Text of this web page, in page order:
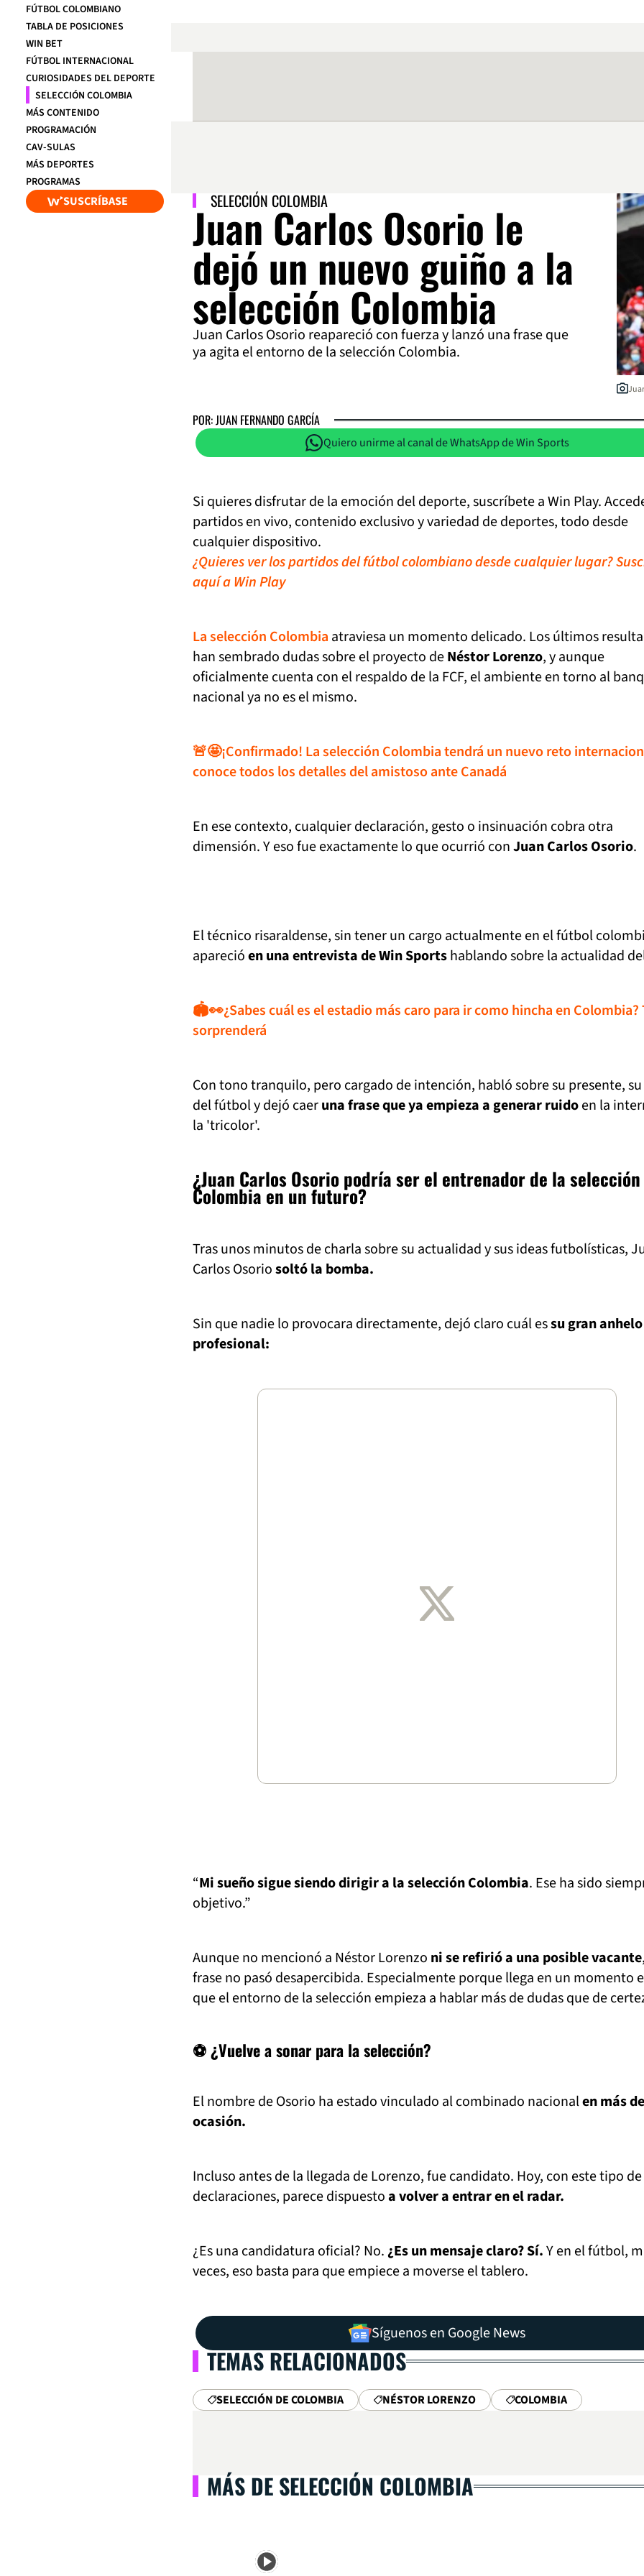
FÚTBOL COLOMBIANO
TABLA DE POSICIONES
WIN BET
FÚTBOL INTERNACIONAL
CURIOSIDADES DEL DEPORTE
SELECCIÓN COLOMBIA
MÁS CONTENIDO
PROGRAMACIÓN
CAV-SULAS
MÁS DEPORTES
PROGRAMAS
SUSCRÍBASE SELECCIÓN COLOMBIA
Juan Carlos Osorio le
dejó un nuevo guiño a la
selección Colombia
Juan Carlos Osorio reapareció con fuerza y lanzó una frase que
ya agita el entorno de la selección Colombia.
POR: JUAN FERNANDO GARCÍA
Quiero unirme al canal de WhatsApp de Win Sports
Si quieres disfrutar de la emoción del deporte, suscríbete a Win Play.
partidos en vivo, contenido exclusivo y variedad de deportes, todo desde
cualquier dispositivo.
¿Quieres ver los partidos del fútbol colombiano desde cualquier lugar?
aquí a Win Play
La selección Colombia atraviesa un momento delicado. Los últimos
han sembrado dudas sobre el proyecto deNéstor Lorenzo, y aunque
oficialmente cuenta con el respaldo de la FCF, el ambiente en torno al
nacional ya no es el mismo.
🚨🤩¡Confirmado! La selección Colombia tendrá un nuevo reto
conoce todos los detalles del amistoso ante Canadá
En ese contexto, cualquier declaración, gesto o insinuación cobra otra
dimensión. Y eso fue exactamente lo que ocurrió conJuan Carlos Osorio.
El técnico risaraldense, sin tener un cargo actualmente en el fútbol
aparecióen una entrevista de Win Sportshablando sobre la actualidad
🏟️👀¿Sabes cuál es el estadio más caro para ir como hincha en Colombia?
sorprenderá
Con tono tranquilo, pero cargado de intención, habló sobre su presente,
del fútbol y dejó caeruna frase que ya empieza a generar ruidoen la
la 'tricolor'.
¿Juan Carlos Osorio podría ser el entrenador de la selección
Colombia en un futuro?
Tras unos minutos de charla sobre su actualidad y sus ideas futbolísticas,
Carlos Osoriosoltó la bomba.
Sin que nadie lo provocara directamente, dejó claro cuál essu gran anhelo
profesional:
“Mi sueño sigue siendo dirigir a la selección Colombia. Ese ha sido
objetivo.”
Aunque no mencionó a Néstor Lorenzo ni se refirió a una posible vacante
frase no pasó desapercibida. Especialmente porque llega en un momento
que el entorno de la selección empieza a hablar más de dudas que de
⚽ ¿Vuelve a sonar para la selección?
El nombre de Osorio ha estado vinculado al combinado nacionalen más
ocasión.
Incluso antes de la llegada de Lorenzo, fue candidato. Hoy, con este tipo de
declaraciones, parece dispuestoa volver a entrar en el radar.
¿Es una candidatura oficial? No.¿Es un mensaje claro? Sí.Y en el fútbol,
veces, eso basta para que empiece a moverse el tablero.
Síguenos en Google News
TEMAS RELACIONADOS
SELECCIÓN DE COLOMBIA NÉSTOR LORENZO COLOMBIA
MÁS DE SELECCIÓN COLOMBIA